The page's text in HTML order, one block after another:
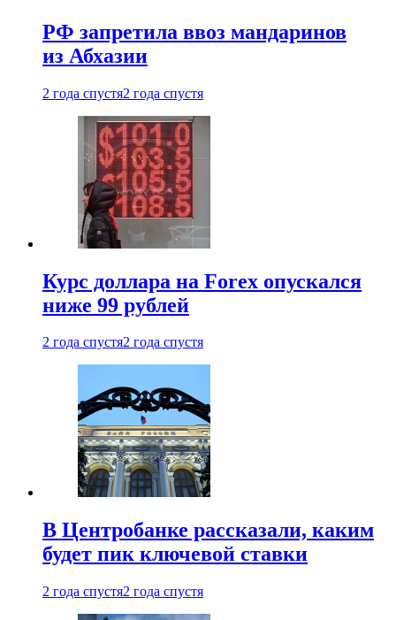
РФ запретила ввоз мандаринов
из Абхазии
2 года спустя2 года спустя
Курс доллара на Forex опускался
ниже 99 рублей
2 года спустя2 года спустя
В Центробанке рассказали, каким
будет пик ключевой ставки
2 года спустя2 года спустя